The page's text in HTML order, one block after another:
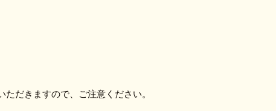
だきますので、ご注意ください。